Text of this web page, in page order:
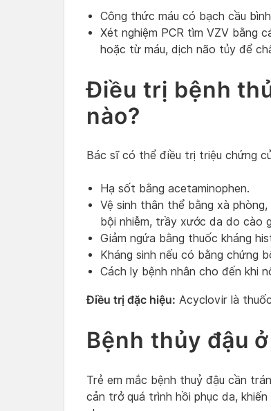
Công thức máu có bạch cầu
Xét nghiệm PCR tìm VZV bằng
hoặc từ máu, dịch não tủy để
Điều trị bệnh
nào?
Bác sĩ có thể điều trị triệu chứng
Hạ sốt bằng acetaminophen.
Vệ sinh thân thể bằng xà
bội nhiễm, trầy xước da do cào
Giảm ngứa bằng thuốc kháng
Kháng sinh nếu có bằng chứng
Cách ly bệnh nhân cho đến khi
Điều trị đặc hiệu: Acyclovir là
Bệnh thủy đậu
Trẻ em mắc bệnh thuỷ đậu cần
cản trở quá trình hồi phục da,